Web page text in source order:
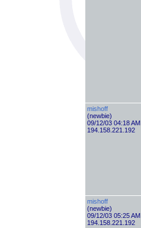
mishoff
(newbie)
09/12/03 04:18 AM
194.158.221.192
mishoff
(newbie)
09/12/03 05:25 AM
194.158.221.192